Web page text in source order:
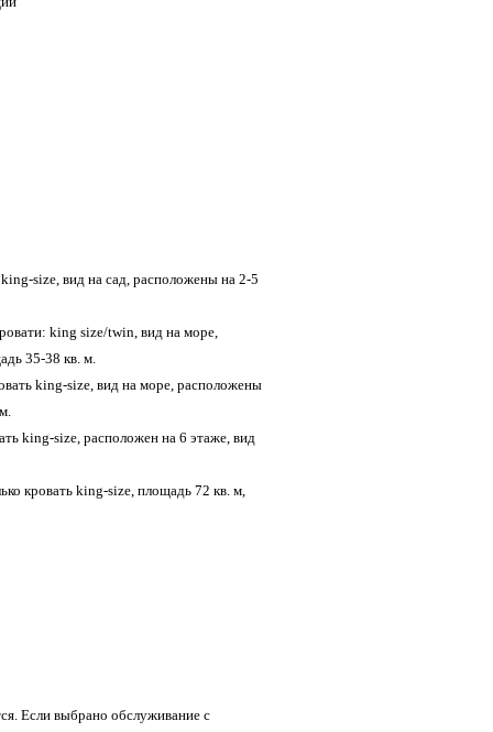
size, вид на сад, расположены на 2-5
king size/twin, вид на море,
35-38 кв. м.
king-size, вид на море, расположены
king-size, расположен на 6 этаже, вид
кровать king-size, площадь 72 кв. м,
Если выбрано обслуживание с